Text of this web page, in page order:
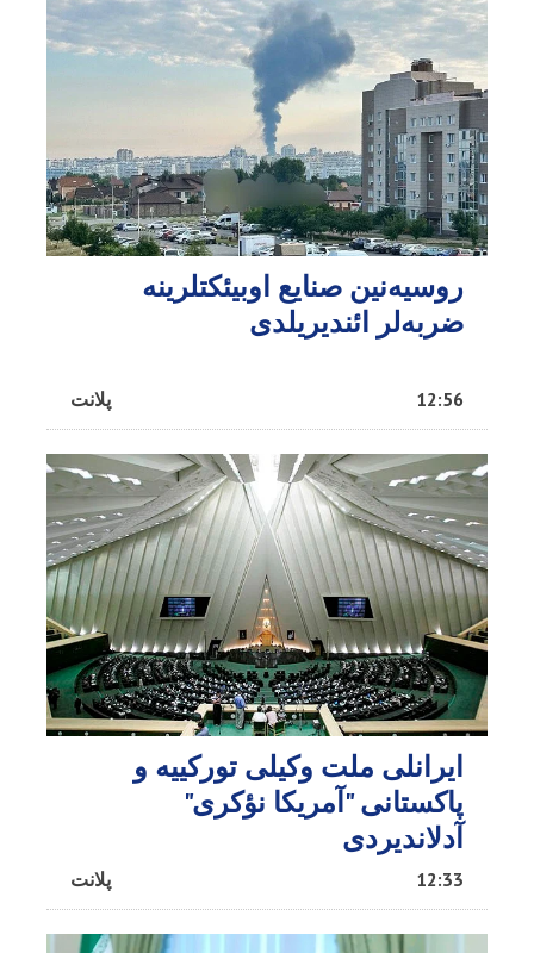
روسیه‌نین صنایع اوبیئکتلرینه
ضربه‌لر ائندیریلدی
پلانت 12:56
ایرانلی ملت وکیلی تورکییه و
پاکستانی "آمریکا نؤکری"
آدلاندیردی
پلانت 12:33